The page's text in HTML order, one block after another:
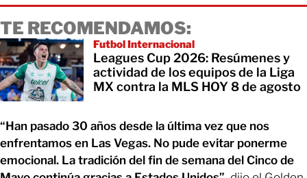
TE RECOMENDAMOS:
Futbol Internacional
Leagues Cup 2026: Resúmenes y
actividad de los equipos de la Liga
MX contra la MLS HOY 8 de agosto
“Han pasado 30 años desde la última vez que nos
enfrentamos en Las Vegas. No pude evitar ponerme
emocional. La tradición del fin de semana del Cinco de